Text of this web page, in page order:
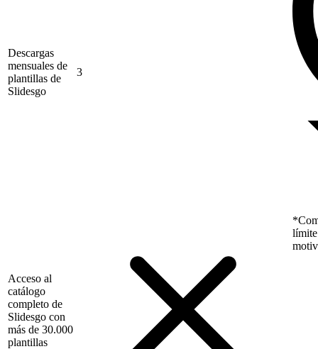
Descargas
mensuales de
plantillas de
Slidesgo
3
límite
Acceso al
catálogo
completo de
Slidesgo con
más de 30.000
plantillas